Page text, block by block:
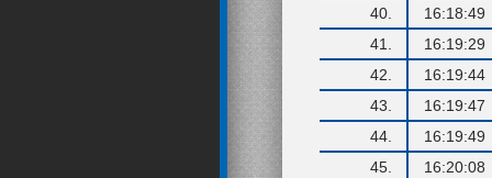
40.
16:18:49
41.
16:19:29
42.
16:19:44
43.
16:19:47
44.
16:19:49
45.
16:20:08